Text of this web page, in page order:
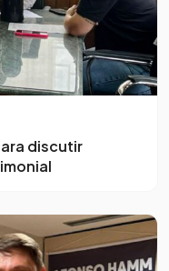
discutir